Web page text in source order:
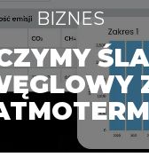
BIZNES